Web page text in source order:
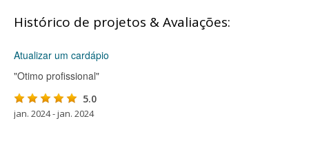
Histórico de projetos & Avaliações:
Atualizar um cardápio
"Otimo profissional"
5.0
jan. 2024 - jan. 2024